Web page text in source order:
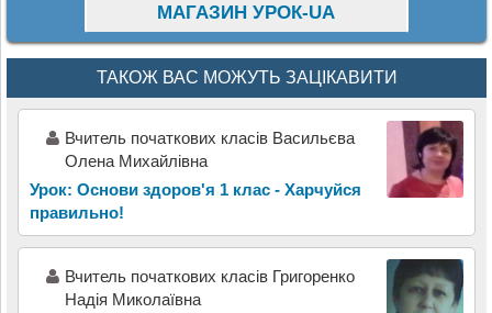
МАГАЗИН УРОК-UA
ТАКОЖ ВАС МОЖУТЬ ЗАЦІКАВИТИ
Вчитель початкових класів Васильєва
Олена Михайлівна
Урок: Основи здоров'я 1 клас - Харчуйся
правильно!
Вчитель початкових класів Григоренко
Надія Миколаївна